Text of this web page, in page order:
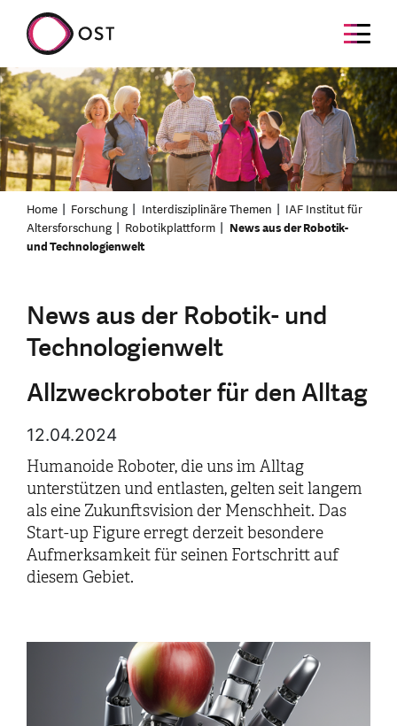
Home Forschung Interdisziplinäre Themen
IAF Institut für
Altersforschung
Robotikplattform
News aus der Robotik-
und Technologienwelt
News aus der Robotik- und
Technologienwelt
Allzweckroboter für den Alltag
12.04.2024
Humanoide Roboter, die uns im Alltag
unterstützen und entlasten, gelten seit langem
als eine Zukunftsvision der Menschheit. Das
Start-up Figure erregt derzeit besondere
Aufmerksamkeit für seinen Fortschritt auf
diesem Gebiet.